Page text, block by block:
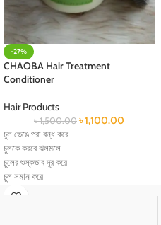
-27%
CHAOBA Hair Treatment
Conditioner
Hair Products
৳1,500.00 ৳1,100.00
চুল ভেঙে পরা বন্ধ করে
চুলকে করবে ঝলমলে
চুলের শুস্কভাব দূর করে
চুল সমান করে
চুল সিল্কি আর সাইনি করে